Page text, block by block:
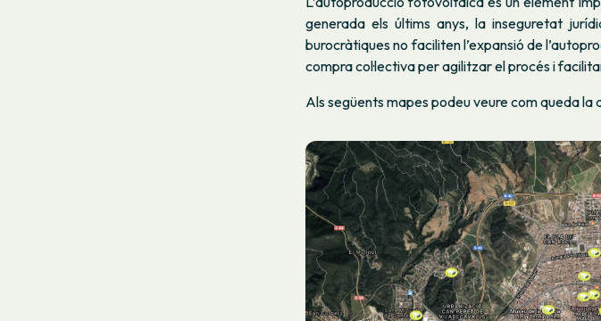
generada els últims anys, la inseguretat
burocràtiques no faciliten l’expansió de
compra col·lectiva per agilitzar el procés i
Als següents mapes podeu veure com queda